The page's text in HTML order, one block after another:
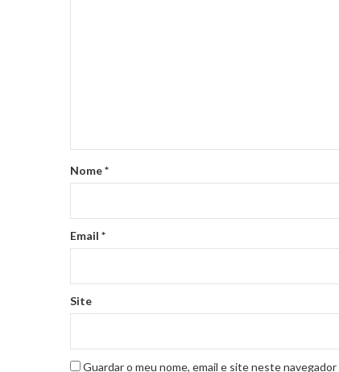
Nome*
Email *
Site
Guardar o meu nome, email e site neste